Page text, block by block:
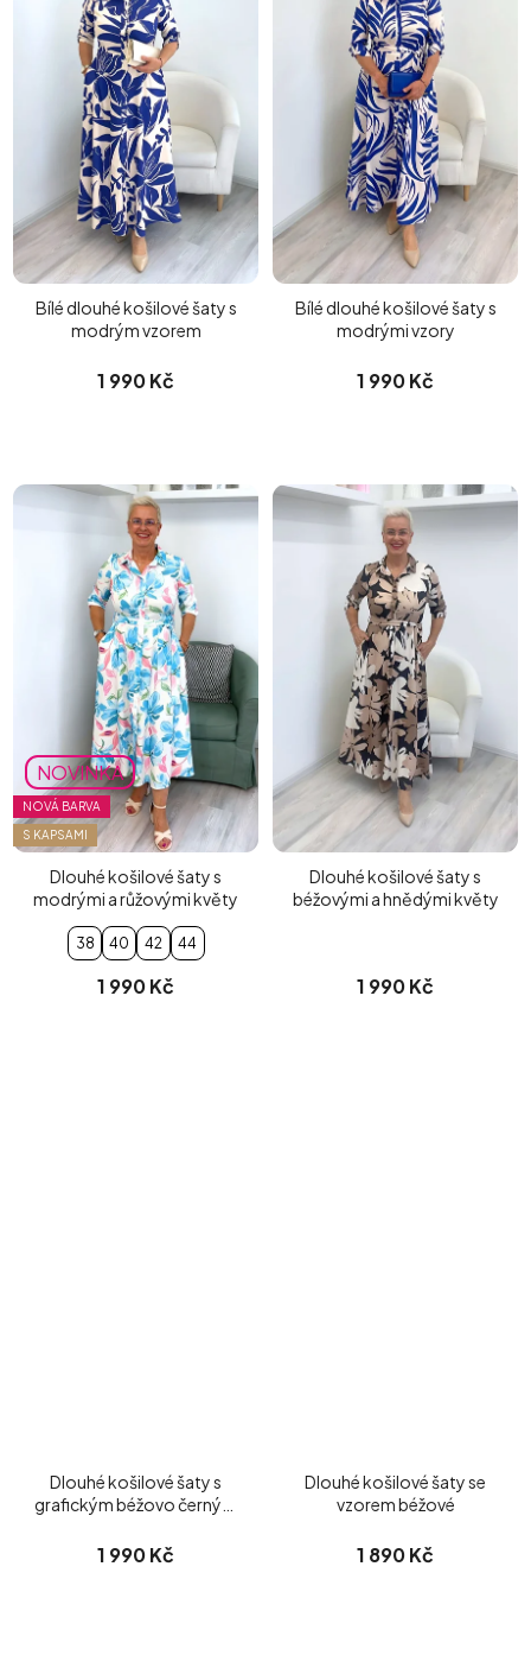
Bílé dlouhé košilové šaty s
modrým vzorem
1 990 Kč
Bílé dlouhé košilové šaty s
modrými vzory
1 990 Kč
NOVINKA
NOVÁ BARVA
S KAPSAMI
Dlouhé košilové šaty s
modrými a růžovými květy
38 40 42 44
1 990 Kč
Dlouhé košilové šaty s
béžovými a hnědými květy
1 990 Kč
Dlouhé košilové šaty s
grafickým béžovo černým
1 990 Kč
Dlouhé košilové šaty se
vzorem béžové
1 890 Kč